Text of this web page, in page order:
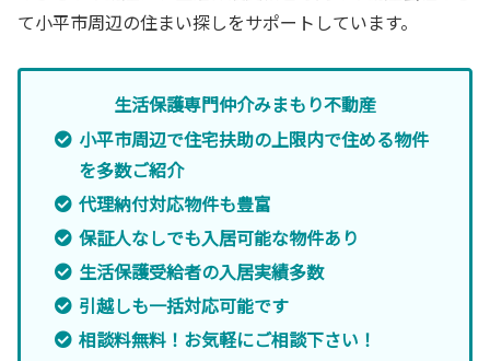
て小平市周辺の住まい探しをサポートしています。
生活保護専門仲介みまもり不動産
小平市周辺で住宅扶助の上限内で住める物件
を多数ご紹介
代理納付対応物件も豊富
保証人なしでも入居可能な物件あり
生活保護受給者の入居実績多数
引越しも一括対応可能です
相談料無料！お気軽にご相談下さい！